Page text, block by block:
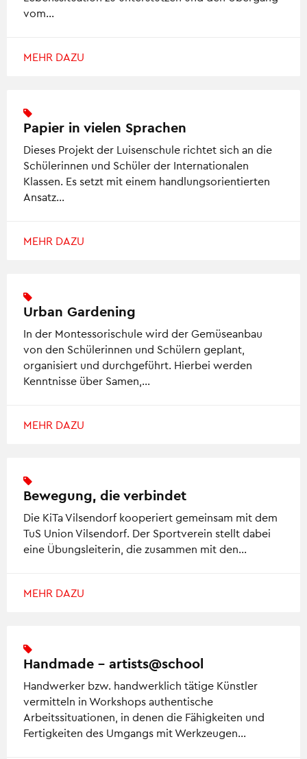
vom…
MEHR DAZU
Papier in vielen Sprachen
Dieses Projekt der Luisenschule richtet sich an die
Schülerinnen und Schüler der Internationalen
Klassen. Es setzt mit einem handlungsorientierten
Ansatz…
MEHR DAZU
Urban Gardening
In der Montessorischule wird der Gemüseanbau
von den Schülerinnen und Schülern geplant,
organisiert und durchgeführt. Hierbei werden
Kenntnisse über Samen,…
MEHR DAZU
Bewegung, die verbindet
Die KiTa Vilsendorf kooperiert gemeinsam mit dem
TuS Union Vilsendorf. Der Sportverein stellt dabei
eine Übungsleiterin, die zusammen mit den…
MEHR DAZU
Handmade – artists@school
Handwerker bzw. handwerklich tätige Künstler
vermitteln in Workshops authentische
Arbeitssituationen, in denen die Fähigkeiten und
Fertigkeiten des Umgangs mit Werkzeugen…